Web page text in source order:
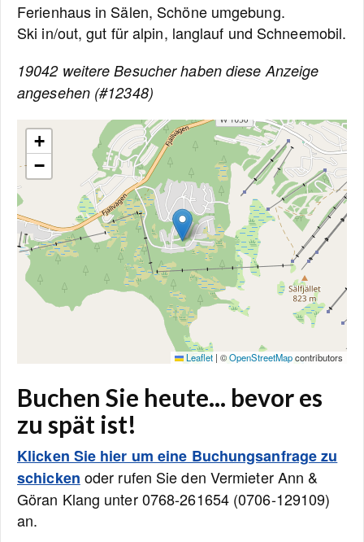
Ferienhaus in Sälen, Schöne umgebung.
Ski in/out, gut für alpin, langlauf und Schneemobil.
19042 weitere Besucher haben diese Anzeige
angesehen (#12348)
+
−
Leaflet | ©OpenStreetMapcontributors
Buchen Sie heute... bevor es
zu spät ist!
Klicken Sie hier um eine Buchungsanfrage zu
schicken oder rufen Sie den Vermieter Ann &
Göran Klang unter 0768-261654 (0706-129109)
an.